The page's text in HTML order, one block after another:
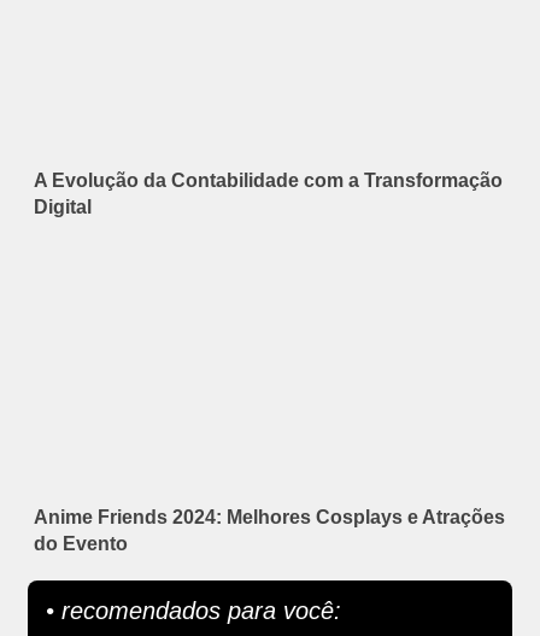
A Evolução da Contabilidade com a Transformação
Digital
Anime Friends 2024: Melhores Cosplays e Atrações
do Evento
• recomendados para você: